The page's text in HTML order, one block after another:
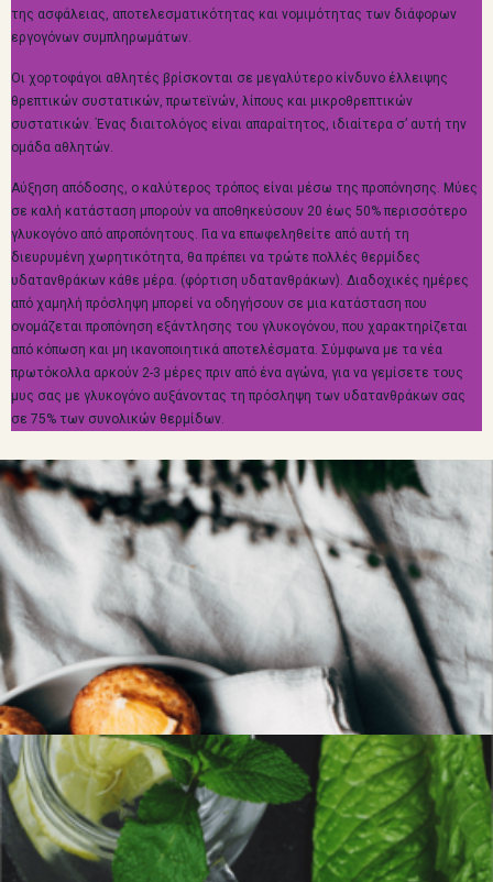
της ασφάλειας, αποτελεσματικότητας και νομιμότητας των διάφορων
εργογόνων συμπληρωμάτων.
Οι χορτοφάγοι αθλητές βρίσκονται σε μεγαλύτερο κίνδυνο έλλειψης
θρεπτικών συστατικών, πρωτεϊνών, λίπους και μικροθρεπτικών
συστατικών. Ένας διαιτολόγος είναι απαραίτητος, ιδιαίτερα σ’ αυτή την
ομάδα αθλητών.
Αύξηση απόδοσης, ο καλύτερος τρόπος είναι μέσω της προπόνησης. Μύες
σε καλή κατάσταση μπορούν να αποθηκεύσουν 20 έως 50% περισσότερο
γλυκογόνο από απροπόνητους. Για να επωφεληθείτε από αυτή τη
διευρυμένη χωρητικότητα, θα πρέπει να τρώτε πολλές θερμίδες
υδατανθράκων κάθε μέρα. (φόρτιση υδατανθράκων). Διαδοχικές ημέρες
από χαμηλή πρόσληψη μπορεί να οδηγήσουν σε μια κατάσταση που
ονομάζεται προπόνηση εξάντλησης του γλυκογόνου, που χαρακτηρίζεται
από κόπωση και μη ικανοποιητικά αποτελέσματα. Σύμφωνα με τα νέα
πρωτόκολλα αρκούν 2-3 μέρες πριν από ένα αγώνα, για να γεμίσετε τους
μυς σας με γλυκογόνο αυξάνοντας τη πρόσληψη των υδατανθράκων σας
σε 75% των συνολικών θερμίδων.